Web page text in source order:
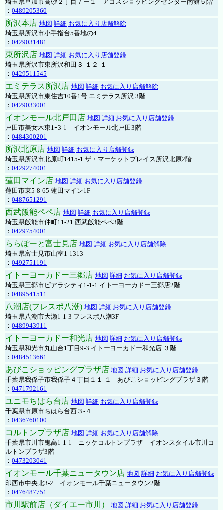
埼玉県草加市高砂２丁目７ー１ アコスショッピングセンター南館５階
： 0489205360
所沢本店 地図 詳細 お気に入り店舗解除
埼玉県所沢市小手指台5番地の4
： 0429031481
東所沢店 地図 詳細 お気に入り店舗登録
埼玉県所沢市東所沢和田３-１２-１
： 0429511545
エミテラス所沢店 地図 詳細 お気に入り店舗解除
埼玉県所沢市東住吉10番1号 エミテラス所沢 3階
： 0429033001
イオンモール北戸田店 地図 詳細 お気に入り店舗登録
戸田市美女木東1ｰ3‐1 イオンモール北戸田3階
： 0484300201
所沢北原店 地図 詳細 お気に入り店舗登録
埼玉県所沢市北原町1415-1 ザ・マーケットプレイス所沢北原2階
： 0429274001
蓮田マイン店 地図 詳細 お気に入り店舗登録
蓮田市東5-8-65 蓮田マイン1F
： 0487651291
西武飯能ペペ店 地図 詳細 お気に入り店舗登録
埼玉県飯能市仲町11-21 西武飯能ペペ3階
： 0429754001
ららぽーと富士見店 地図 詳細 お気に入り店舗解除
埼玉県富士見市山室1-1313
： 0492751191
イトーヨーカドー三郷店 地図 詳細 お気に入り店舗登録
埼玉県三郷市ピアラシティ1-1-1 イトーヨーカドー三郷店2階
： 0489541511
八潮店(フレスポ八潮) 地図 詳細 お気に入り店舗登録
埼玉県八潮市大瀬1-1-3 フレスポ八潮3F
： 0489943911
イトーヨーカドー和光店 地図 詳細 お気に入り店舗登録
埼玉県和光市丸山台1丁目9-3 イトーヨーカドー和光店 ３階
： 0484513661
あびこショッピングプラザ店 地図 詳細 お気に入り店舗登録
千葉県我孫子市我孫子４丁目１１-１ あびこショッピングプラザ３階
： 0471792161
ユニモちはら台店 地図 詳細 お気に入り店舗登録
千葉県市原市ちはら台西３-４
： 0436760100
コルトンプラザ店 地図 詳細 お気に入り店舗解除
千葉県市川市鬼高1-1-1 ニッケコルトンプラザ イオンスタイル市川コ
ルトンプラザ3階
： 0473203041
イオンモール千葉ニュータウン店 地図 詳細 お気に入り店舗登録
印西市中央北3-2 イオンモール千葉ニュータウン2階
： 0476487751
市川駅前店（ダイエー市川） 地図 詳細 お気に入り店舗登録